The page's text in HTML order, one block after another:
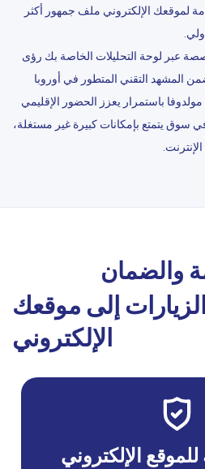
لموقعك الإلكتروني ملف جمهور أكثر
عبر لوحة التحليلات الخاصة بك رؤى
التقني المتطور في أوروبا
باستمرار يعزز الحضور الإقليمي
سوق يتمتع بإمكانات كبيرة غير مستغلة،
والضمان
إلى موقعك
الإلكتروني
الإلكتروني